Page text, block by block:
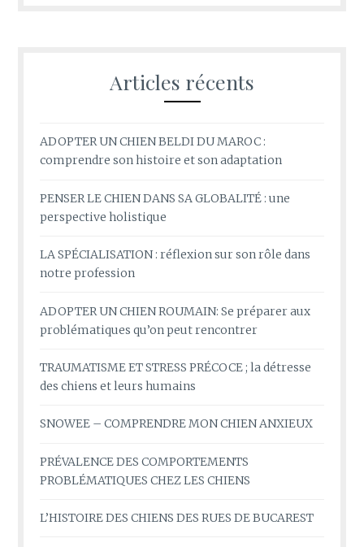
Articles récents
ADOPTER UN CHIEN BELDI DU MAROC :
comprendre son histoire et son adaptation
PENSER LE CHIEN DANS SA GLOBALITÉ : une
perspective holistique
LA SPÉCIALISATION : réflexion sur son rôle dans
notre profession
ADOPTER UN CHIEN ROUMAIN: Se préparer aux
problématiques qu’on peut rencontrer
TRAUMATISME ET STRESS PRÉCOCE ; la détresse
des chiens et leurs humains
SNOWEE – COMPRENDRE MON CHIEN ANXIEUX
PRÉVALENCE DES COMPORTEMENTS
PROBLÉMATIQUES CHEZ LES CHIENS
L’HISTOIRE DES CHIENS DES RUES DE BUCAREST